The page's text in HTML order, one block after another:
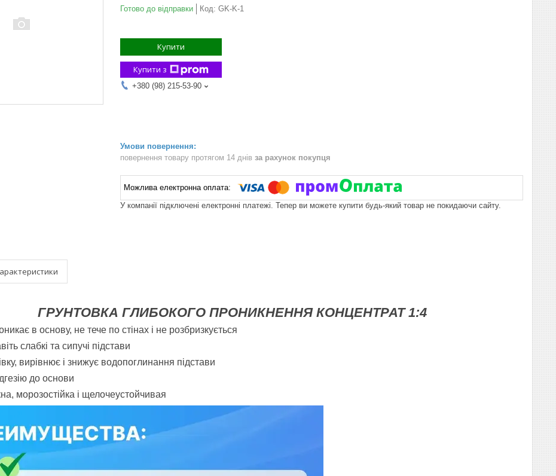
Готово до відправки Код: GK-K-1
Купити
Купити з
+380 (98) 215-53-90
повернення товару протягом 14 днів за рахунок покупця
У компанії підключені електронні платежі. Тепер ви можете купити будь-який товар не покидаючи сайту.
ГРУНТОВКА ГЛИБОКОГО ПРОНИКНЕННЯ КОНЦЕНТРАТ 1:4
в основу, не тече по стінах і не розбризкується
слабкі та сипучі підстави
вирівнює і знижує водопоглинання підстави
до основи
морозостійка і щелочеустойчивая